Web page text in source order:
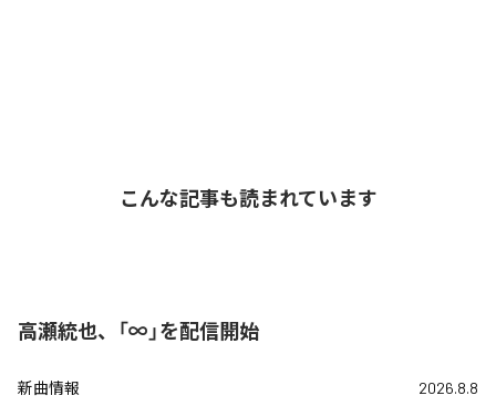
こんな記事も読まれています
高瀬統也、「∞」を配信開始
新曲情報 2026.8.8